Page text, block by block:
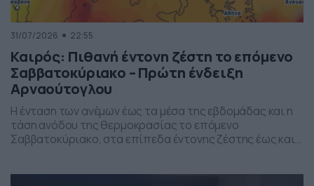
31/07/2026 22:55
Καιρός: Πιθανή έντονη ζέστη το επόμενο
Σαββατοκύριακο – Πρώτη ένδειξη
Αρναούτογλου
Η ένταση των ανέμων έως τα μέσα της εβδομάδας και η
τάση ανόδου της θερμοκρασίας το επόμενο
Σαββατοκύριακο, στα επίπεδα έντονης ζέστης έως και